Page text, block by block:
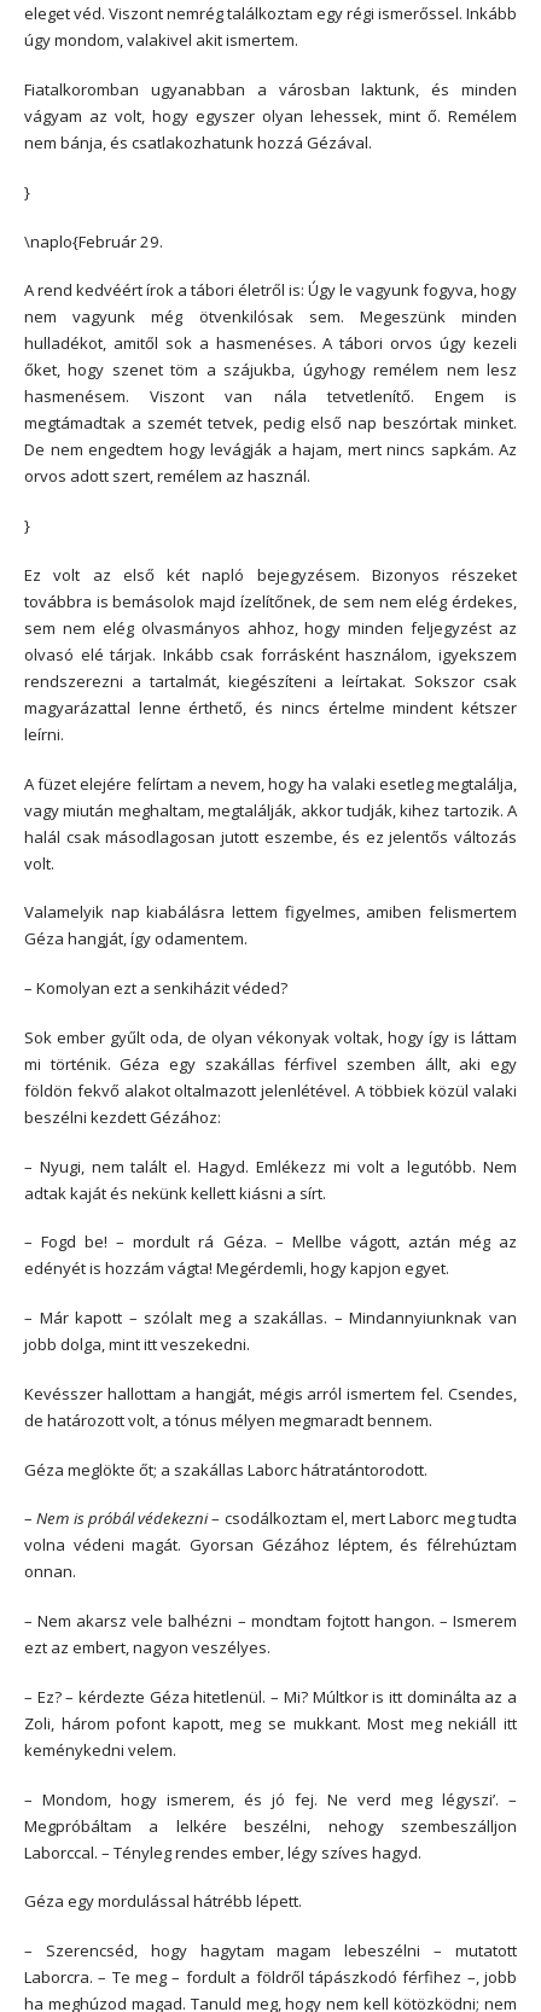
eleget véd. Viszont nemrég találkoztam egy régi ismerőssel. Inkább
úgy mondom, valakivel akit ismertem.
Fiatalkoromban ugyanabban a városban laktunk, és minden
vágyam az volt, hogy egyszer olyan lehessek, mint ő. Remélem
nem bánja, és csatlakozhatunk hozzá Gézával.
}
\naplo{Február 29.
A rend kedvéért írok a tábori életről is: Úgy le vagyunk fogyva, hogy
nem vagyunk még ötvenkilósak sem. Megeszünk minden
hulladékot, amitől sok a hasmenéses. A tábori orvos úgy kezeli
őket, hogy szenet töm a szájukba, úgyhogy remélem nem lesz
hasmenésem. Viszont van nála tetvetlenítő. Engem is
megtámadtak a szemét tetvek, pedig első nap beszórtak minket.
De nem engedtem hogy levágják a hajam, mert nincs sapkám. Az
orvos adott szert, remélem az használ.
}
Ez volt az első két napló bejegyzésem. Bizonyos részeket
továbbra is bemásolok majd ízelítőnek, de sem nem elég érdekes,
sem nem elég olvasmányos ahhoz, hogy minden feljegyzést az
olvasó elé tárjak. Inkább csak forrásként használom, igyekszem
rendszerezni a tartalmát, kiegészíteni a leírtakat. Sokszor csak
magyarázattal lenne érthető, és nincs értelme mindent kétszer
leírni.
A füzet elejére felírtam a nevem, hogy ha valaki esetleg megtalálja,
vagy miután meghaltam, megtalálják, akkor tudják, kihez tartozik. A
halál csak másodlagosan jutott eszembe, és ez jelentős változás
volt.
Valamelyik nap kiabálásra lettem figyelmes, amiben felismertem
Géza hangját, így odamentem.
– Komolyan ezt a senkiházit véded?
Sok ember gyűlt oda, de olyan vékonyak voltak, hogy így is láttam
mi történik. Géza egy szakállas férfivel szemben állt, aki egy
földön fekvő alakot oltalmazott jelenlétével. A többiek közül valaki
beszélni kezdett Gézához:
– Nyugi, nem talált el. Hagyd. Emlékezz mi volt a legutóbb. Nem
adtak kaját és nekünk kellett kiásni a sírt.
– Fogd be! – mordult rá Géza. – Mellbe vágott, aztán még az
edényét is hozzám vágta! Megérdemli, hogy kapjon egyet.
– Már kapott – szólalt meg a szakállas. – Mindannyiunknak van
jobb dolga, mint itt veszekedni.
Kevésszer hallottam a hangját, mégis arról ismertem fel. Csendes,
de határozott volt, a tónus mélyen megmaradt bennem.
Géza meglökte őt; a szakállas Laborc hátratántorodott.
–Nem is próbál védekezni– csodálkoztam el, mert Laborc meg tudta
volna védeni magát. Gyorsan Gézához léptem, és félrehúztam
onnan.
– Nem akarsz vele balhézni – mondtam fojtott hangon. – Ismerem
ezt az embert, nagyon veszélyes.
– Ez? – kérdezte Géza hitetlenül. – Mi? Múltkor is itt dominálta az a
Zoli, három pofont kapott, meg se mukkant. Most meg nekiáll itt
keménykedni velem.
– Mondom, hogy ismerem, és jó fej. Ne verd meg légyszi’. –
Megpróbáltam a lelkére beszélni, nehogy szembeszálljon
Laborccal. – Tényleg rendes ember, légy szíves hagyd.
Géza egy mordulással hátrébb lépett.
– Szerencséd, hogy hagytam magam lebeszélni – mutatott
Laborcra. – Te meg – fordult a földről tápászkodó férfihez –, jobb
ha meghúzod magad. Tanuld meg, hogy nem kell kötözködni; nem